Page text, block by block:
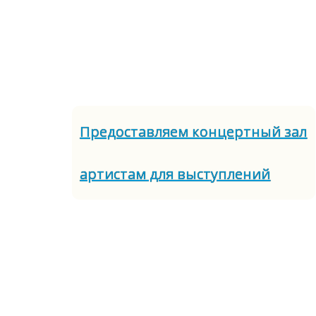
Предоставляем концертный зал
артистам для выступлений